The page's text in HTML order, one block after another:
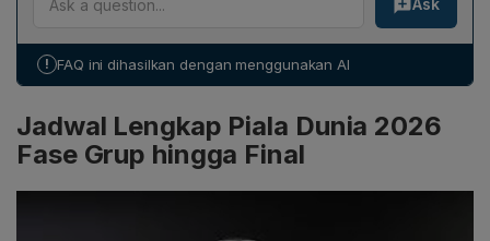
dilaksanakan di MetLife Stadium, yang terletak di New
Jersey, Amerika Serikat, bagian wilayah metropolitan
Ask
! FAQ ini dihasilkan dengan menggunakan AI
Jadwal Lengkap Piala Dunia 2026
Fase Grup hingga Final